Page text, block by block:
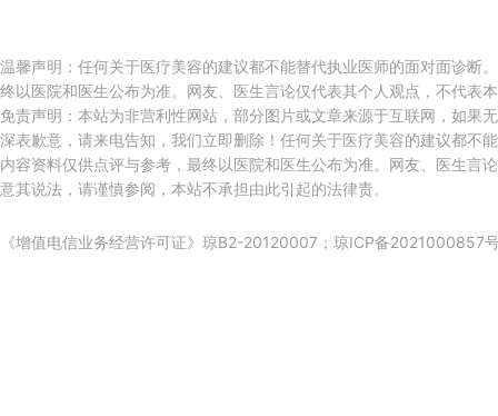
温馨声明：任何关于医疗美容的建议都不能替代执业医师的面对面诊断
终以医院和医生公布为准。网友、医生言论仅代表其个人观点，不代表
免责声明：本站为非营利性网站，部分图片或文章来源于互联网，如果
深表歉意，请来电告知，我们立即删除！任何关于医疗美容的建议都不
内容资料仅供点评与参考，最终以医院和医生公布为准。网友、医生言
意其说法，请谨慎参阅，本站不承担由此引起的法律责。
《增值电信业务经营许可证》琼B2-20120007； 琼ICP备2021000857